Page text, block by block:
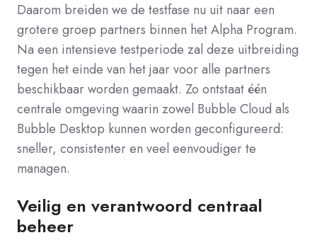
Daarom breiden we de testfase nu uit naar een
grotere groep partners binnen het Alpha Program.
Na een intensieve testperiode zal deze uitbreiding
tegen het einde van het jaar voor alle partners
beschikbaar worden gemaakt. Zo ontstaat één
centrale omgeving waarin zowel Bubble Cloud als
Bubble Desktop kunnen worden geconfigureerd:
sneller, consistenter en veel eenvoudiger te
managen.
Veilig en verantwoord centraal
beheer